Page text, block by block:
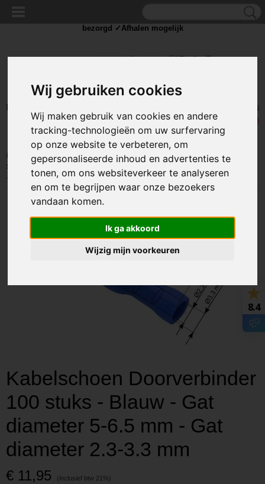
Wij gebruiken cookies
Wij maken gebruik van cookies en andere
tracking-technologieën om uw surfervaring
op onze website te verbeteren, om
gepersonaliseerde inhoud en advertenties te
tonen, om ons websiteverkeer te analyseren
en om te begrijpen waar onze bezoekers
vandaan komen.
Ik ga akkoord
Wijzig mijn voorkeuren
Inloggen
UW WINKELWAGEN
Geen producten
(0)
Home >COMPONENTEN>KABELSCHOEN / DRAAD CONNECTORS
>
Aftakklemmen / snelkoppelingen>Kabelschoen Doorverbinder 100 stuks
- Blauw - Gat diameter 5-6.5 mm - Gat diameter 2.3-3.3 mm
Kabelschoen Doorverbinder
100 stuks - Blauw - Gat
diameter 5-6.5 mm - Gat
diameter 2.3-3.3 mm
€ 11,95
bezorgd ✓Afhalen mogelijk
8.4